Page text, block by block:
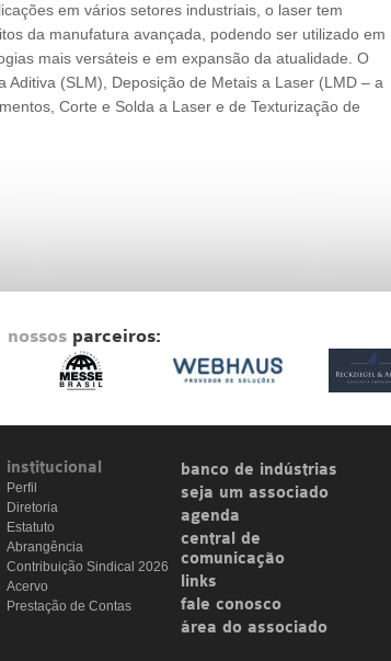
em vários setores industriais, o laser tem
da manufatura avançada, podendo ser utilizado em
mais versáteis e em expansão da atualidade. O
(SLM), Deposição de Metais a Laser (LMD – a
Corte e Solda a Laser e de Texturização de
nossos parceiros:
institucional
Perfil
Diretoria
Estatuto
Abrangência
Contribuição Sindical 2026
Acervo
Prestação de Contas
banco de indústrias
seja um associado
agenda
central de
comunicação
links
fale conosco
área do associado